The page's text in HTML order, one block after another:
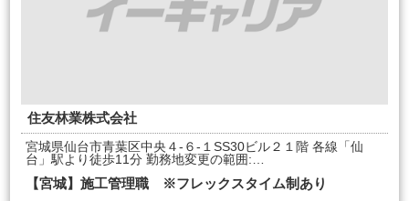
住友林業株式会社
宮城県仙台市青葉区中央４-６-１SS30ビル２１階 各線「仙
台」駅より徒歩11分 勤務地変更の範囲:…
【宮城】施工管理職 ※フレックスタイム制あり